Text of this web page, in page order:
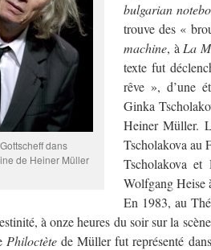
dans
de Heiner Müller
bulgarian
trouve des «
machine, à La
texte fut
rêve », d’une
Ginka
Heiner Müller.
Tscholakova au
Tscholakova et
Wolfgang Heise
En 1983, au
à onze heures du soir sur la
Philoctètede Müller fut représenté